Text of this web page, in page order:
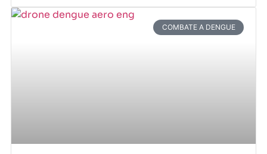
COMBATE A DENGUE